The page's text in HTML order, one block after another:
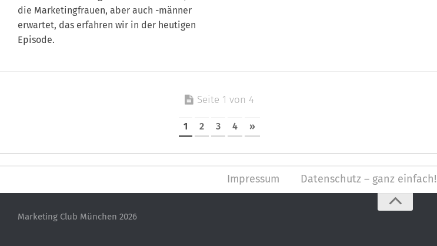
die Marketingfrauen, aber auch -männer
erwartet, das erfahren wir in der heutigen
Episode.
Seite 1 von 4
1 2 3 4 »
Impressum Datenschutz – ganz einfach!
Marketing Club München 2026